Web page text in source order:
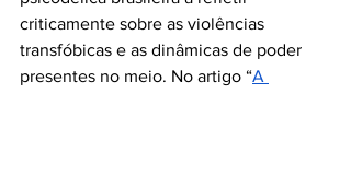
criticamente sobre as violências
transfóbicas e as dinâmicas de poder
presentes no meio. No artigo “A